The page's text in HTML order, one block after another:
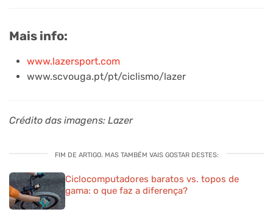
Mais info:
www.lazersport.com
www.scvouga.pt/pt/ciclismo/lazer
Crédito das imagens: Lazer
FIM DE ARTIGO. MAS TAMBÉM VAIS GOSTAR DESTES:
Ciclocomputadores baratos vs. topos de
gama: o que faz a diferença?